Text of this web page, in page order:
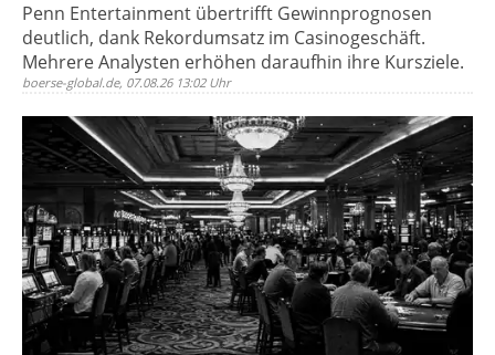
Penn Entertainment übertrifft Gewinnprognosen
deutlich, dank Rekordumsatz im Casinogeschäft.
Mehrere Analysten erhöhen daraufhin ihre Kursziele.
boerse-global.de, 07.08.26 13:02 Uhr